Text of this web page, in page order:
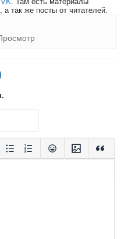
так же посты от читателей.